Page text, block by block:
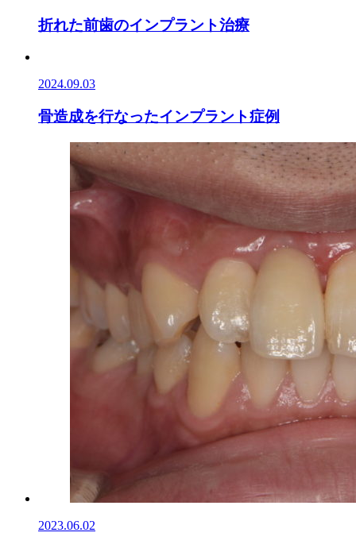
折れた前歯のインプラント治療
2024.09.03
骨造成を行なったインプラント症例
2023.06.02